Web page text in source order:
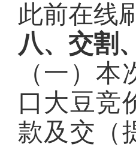
此前在线
八、交割
（一）
口大豆竞
款及交（